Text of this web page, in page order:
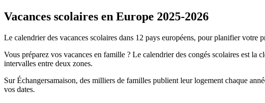
Vacances scolaires en Europe 2025-2026
Le calendrier des vacances scolaires dans 12 pays européens, pour planifier votre
Vous préparez vos vacances en famille ? Le calendrier des congés scolaires est
intervalles entre deux zones.
Sur Échangersamaison, des milliers de familles publient leur logement chaque
vos dates.